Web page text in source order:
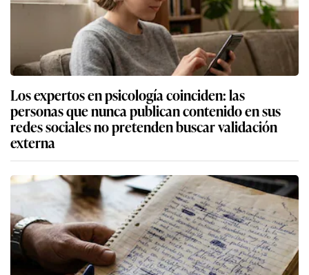
Los expertos en psicología coinciden: las
personas que nunca publican contenido en sus
redes sociales no pretenden buscar validación
externa